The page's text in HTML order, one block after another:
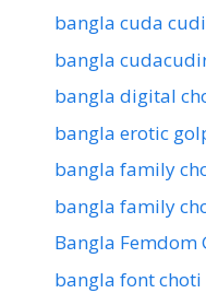
bangla cuda
bangla
bangla digital
bangla erotic
bangla family
bangla family
Bangla Femdom
bangla font choti